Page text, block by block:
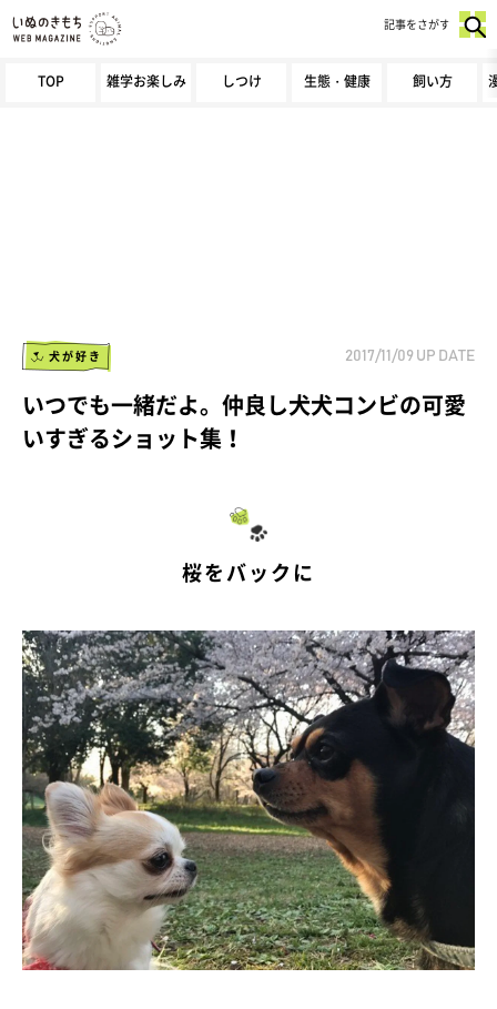
TOP 雑学お楽しみ しつけ 生態・健康 飼い方
記事をさがす
犬が好き 2017/11/09 UP DATE
いつでも一緒だよ。仲良し犬犬コンビの可愛
いすぎるショット集！
桜をバックに